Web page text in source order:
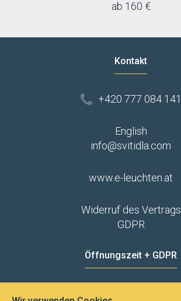
ab 160 €
Kontakt
+420 777 084 141
English
info@svitidla.com
www.e-leuchten.at
Widerruf des Vertrags
GDPR
Öffnungszeit + GDPR